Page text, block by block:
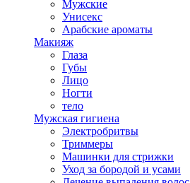
Мужские
Унисекс
Арабские ароматы
Макияж
Глаза
Губы
Лицо
Ногти
тело
Мужская гигиена
Электробритвы
Триммеры
Машинки для стрижки
Уход за бородой и усами